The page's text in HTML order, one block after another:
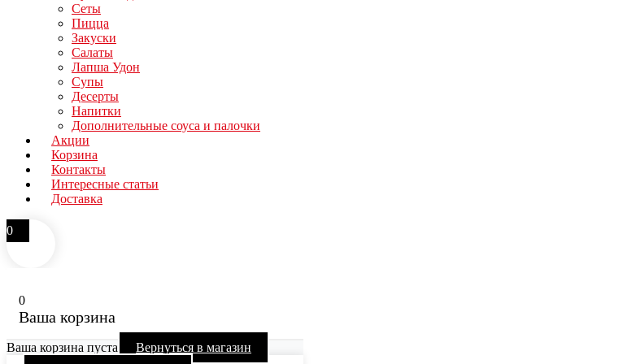
Сеты
Пицца
Закуски
Салаты
Лапша Удон
Супы
Десерты
Напитки
Дополнительные соуса и палочки
Акции
Корзина
Контакты
Интересные статьи
Доставка
0
0
Ваша корзина
Ваша корзина пуста Вернуться в магазин